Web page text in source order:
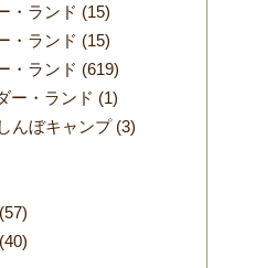
・ランド (15)
・ランド (15)
・ランド (619)
ー・ランド (1)
んぼキャンプ(3)
(57)
(40)